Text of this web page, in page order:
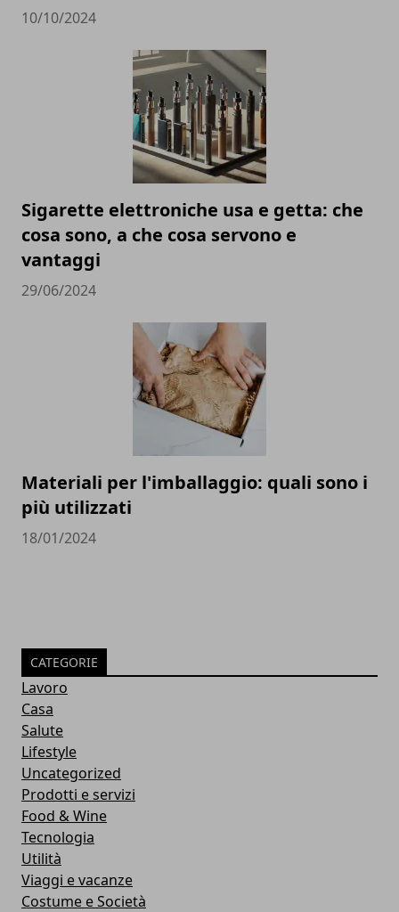
10/10/2024
Sigarette elettroniche usa e getta: che
cosa sono, a che cosa servono e
vantaggi
29/06/2024
Materiali per l'imballaggio: quali sono i
più utilizzati
18/01/2024
CATEGORIE
Lavoro
Casa
Salute
Lifestyle
Uncategorized
Prodotti e servizi
Food & Wine
Tecnologia
Utilità
Viaggi e vacanze
Costume e Società